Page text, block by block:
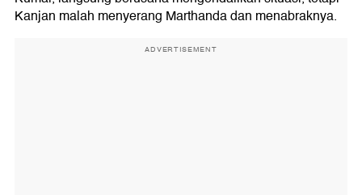
Kanjan malah menyerang Marthanda dan menabraknya.
ADVERTISEMENT